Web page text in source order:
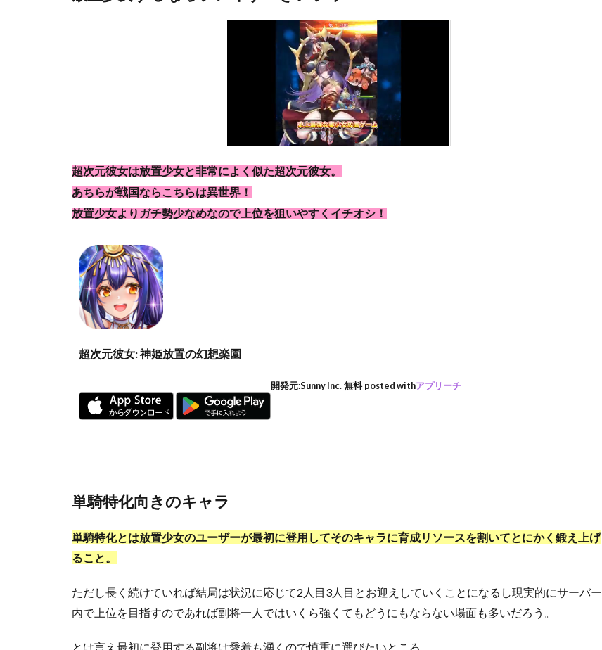
超次元彼女は放置少女と非常によく似た超次元彼女。
あちらが戦国ならこちらは異世界！
放置少女よりガチ勢少なめなので上位を狙いやすくイチオシ！
超次元彼女: 神姫放置の幻想楽園
開発元:Sunny Inc. 無料 posted withアプリーチ
単騎特化向きのキャラ
単騎特化とは放置少女のユーザーが最初に登用してそのキャラに育成リソースを割いてとにかく鍛え上げ
ること。
ただし長く続けていれば結局は状況に応じて2人目3人目とお迎えしていくことになるし現実的にサーバー
内で上位を目指すのであれば副将一人ではいくら強くてもどうにもならない場面も多いだろう。
とは言え最初に登用する副将は愛着も湧くので慎重に選びたいところ。